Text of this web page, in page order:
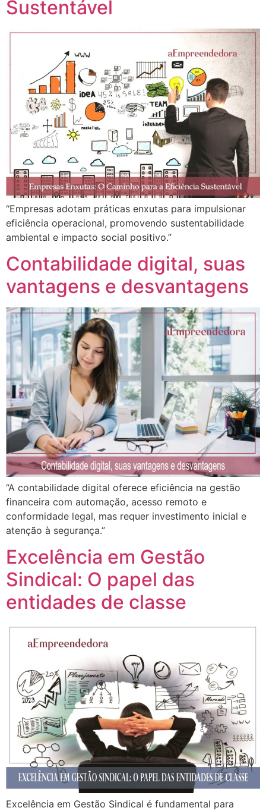
Sustentável
“Empresas adotam práticas enxutas para impulsionar
eficiência operacional, promovendo sustentabilidade
ambiental e impacto social positivo.”
Contabilidade digital, suas
vantagens e desvantagens
“A contabilidade digital oferece eficiência na gestão
financeira com automação, acesso remoto e
conformidade legal, mas requer investimento inicial e
atenção à segurança.”
Excelência em Gestão
Sindical: O papel das
entidades de classe
Excelência em Gestão Sindical é fundamental para